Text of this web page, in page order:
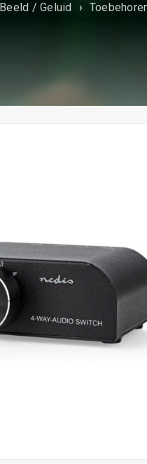
Beeld / Geluid ›